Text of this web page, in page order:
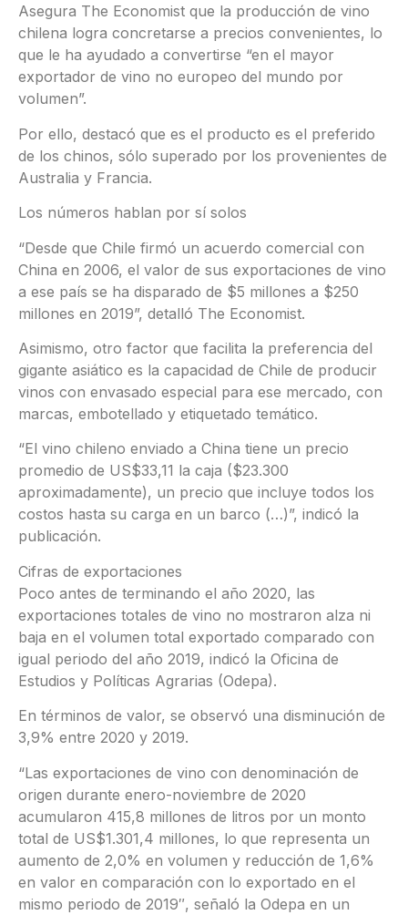
Asegura The Economist que la producción de vino
chilena logra concretarse a precios convenientes, lo
que le ha ayudado a convertirse “en el mayor
exportador de vino no europeo del mundo por
volumen”.
Por ello, destacó que es el producto es el preferido
de los chinos, sólo superado por los provenientes de
Australia y Francia.
Los números hablan por sí solos
“Desde que Chile firmó un acuerdo comercial con
China en 2006, el valor de sus exportaciones de vino
a ese país se ha disparado de $5 millones a $250
millones en 2019”, detalló The Economist.
Asimismo, otro factor que facilita la preferencia del
gigante asiático es la capacidad de Chile de producir
vinos con envasado especial para ese mercado, con
marcas, embotellado y etiquetado temático.
“El vino chileno enviado a China tiene un precio
promedio de US$33,11 la caja ($23.300
aproximadamente), un precio que incluye todos los
costos hasta su carga en un barco (…)”, indicó la
publicación.
Cifras de exportaciones
Poco antes de terminando el año 2020, las
exportaciones totales de vino no mostraron alza ni
baja en el volumen total exportado comparado con
igual periodo del año 2019, indicó la Oficina de
Estudios y Políticas Agrarias (Odepa).
En términos de valor, se observó una disminución de
3,9% entre 2020 y 2019.
“Las exportaciones de vino con denominación de
origen durante enero-noviembre de 2020
acumularon 415,8 millones de litros por un monto
total de US$1.301,4 millones, lo que representa un
aumento de 2,0% en volumen y reducción de 1,6%
en valor en comparación con lo exportado en el
mismo periodo de 2019″, señaló la Odepa en un